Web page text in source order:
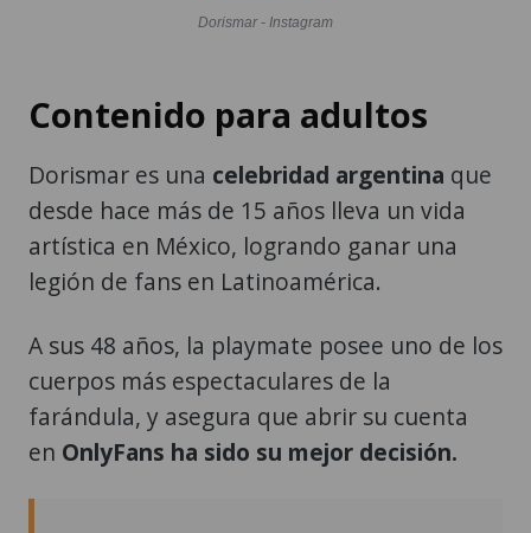
Dorismar - Instagram
Contenido para adultos
Dorismar es una celebridad argentina que
desde hace más de 15 años lleva un vida
artística en México, logrando ganar una
legión de fans en Latinoamérica.
A sus 48 años, la playmate posee uno de los
cuerpos más espectaculares de la
farándula, y asegura que abrir su cuenta
en OnlyFans ha sido su mejor decisión.